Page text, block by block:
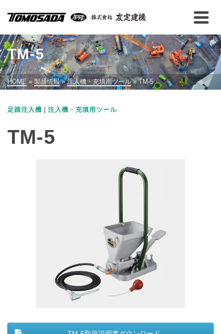
TM-5
HOME » 製品情報 » 注入機・充填用ツール » TM-5
足踏注入機 | 注入機・充填用ツール
TM-5